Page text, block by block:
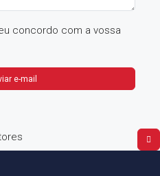
concordo com a vossa
e-mail